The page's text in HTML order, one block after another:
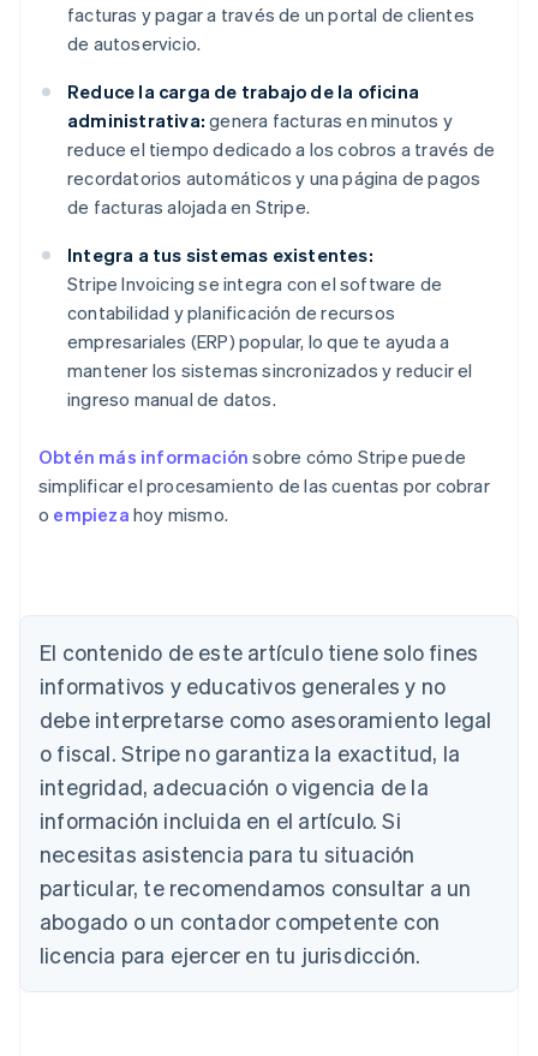
facturas y pagar a través de un portal de clientes
de autoservicio.
Reduce la carga de trabajo de la oficina
administrativa: genera facturas en minutos y
reduce el tiempo dedicado a los cobros a través de
recordatorios automáticos y una página de pagos
de facturas alojada en Stripe.
Integra a tus sistemas existentes:
Stripe Invoicing se integra con el software de
contabilidad y planificación de recursos
empresariales (ERP) popular, lo que te ayuda a
mantener los sistemas sincronizados y reducir el
ingreso manual de datos.
Obtén más información sobre cómo Stripe puede
simplificar el procesamiento de las cuentas por cobrar
o empieza hoy mismo.
El contenido de este artículo tiene solo fines
informativos y educativos generales y no
debe interpretarse como asesoramiento legal
o fiscal. Stripe no garantiza la exactitud, la
integridad, adecuación o vigencia de la
información incluida en el artículo. Si
necesitas asistencia para tu situación
particular, te recomendamos consultar a un
abogado o un contador competente con
licencia para ejercer en tu jurisdicción.
Australia
Austria
DeutschEnglish
Bélgica
Nederlands Français Deutsch English
Brasil
Português English
Bulgaria
English
Canadá
English Français
China continental
简体中文 English
Chipre
Croacia